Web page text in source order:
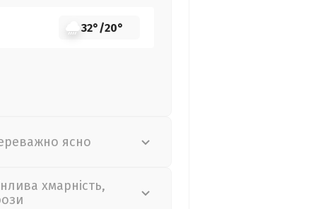
32°/20°
ясно
хмарність,